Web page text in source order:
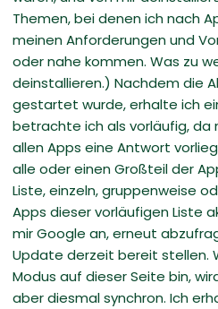
Themen, bei denen ich nach
meinen Anforderungen und
oder nahe kommen. Was zu
deinstallieren.) Nachdem die
gestartet wurde, erhalte ich
betrachte ich als vorläufig, da
allen Apps eine Antwort
alle oder einen Großteil der
Liste, einzeln, gruppenweise
Apps dieser vorläufigen Liste
mir Google an, erneut
Update derzeit bereit stellen.
Modus auf dieser Seite bin,
aber diesmal synchron. Ich